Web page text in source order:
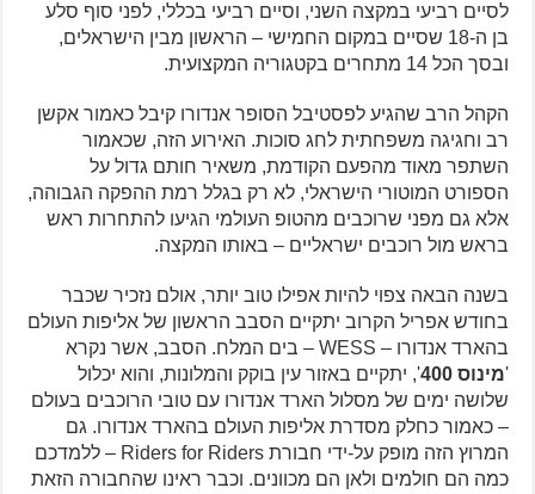
לסיים רביעי במקצה השני, וסיים רביעי בכללי, לפני סוף סלע
בן ה-18 שסיים במקום החמישי – הראשון מבין הישראלים,
ובסך הכל 14 מתחרים בקטגוריה המקצועית.
הקהל הרב שהגיע לפסטיבל הסופר אנדורו קיבל כאמור אקשן
רב וחגיגה משפחתית לחג סוכות. האירוע הזה, שכאמור
השתפר מאוד מהפעם הקודמת, משאיר חותם גדול על
הספורט המוטורי הישראלי, לא רק בגלל רמת ההפקה הגבוהה,
אלא גם מפני שרוכבים מהטופ העולמי הגיעו להתחרות ראש
בראש מול רוכבים ישראליים – באותו המקצה.
בשנה הבאה צפוי להיות אפילו טוב יותר, אולם נזכיר שכבר
בחודש אפריל הקרוב יתקיים הסבב הראשון של אליפות העולם
בהארד אנדורו – WESS – בים המלח. הסבב, אשר נקרא
'מינוס 400
', יתקיים באזור עין בוקק והמלונות, והוא יכלול
שלושה ימים של מסלול הארד אנדורו עם טובי הרוכבים בעולם
– כאמור כחלק מסדרת אליפות העולם בהארד אנדורו. גם
המרוץ הזה מופק על-ידי חבורת Riders for Riders – ללמדכם
כמה הם חולמים ולאן הם מכוונים. וכבר ראינו שהחבורה הזאת